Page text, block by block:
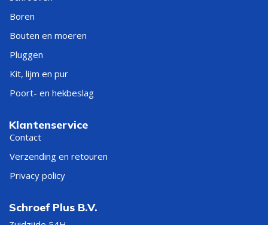
Boren
Bouten en moeren
Pluggen
Kit, lijm en pur
Poort- en hekbeslag
Klantenservice
Contact
Verzending en retouren
Privacy policy
Schroef Plus B.V.